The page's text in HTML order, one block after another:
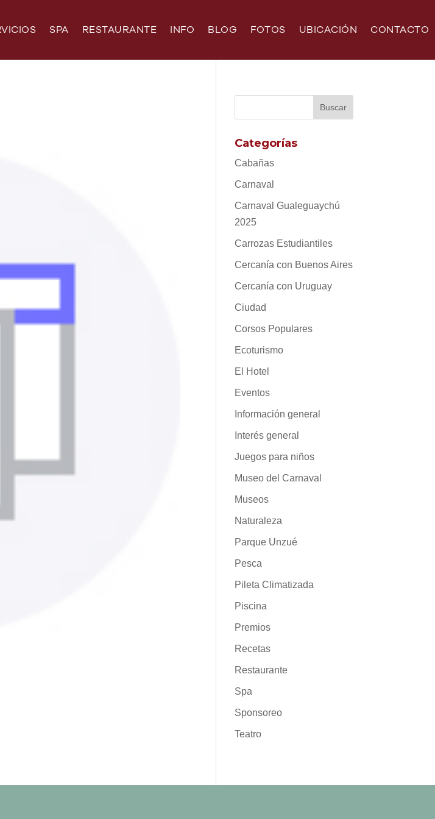
SPA RESTAURANTE INFO BLOG FOTOS UBICACIÓN CONTACTO
Categorías
Cabañas
Carnaval
Carnaval Gualeguaychú
2025
Carrozas Estudiantiles
Cercanía con Buenos Aires
Cercanía con Uruguay
Ciudad
Corsos Populares
Ecoturismo
El Hotel
Eventos
Información general
Interés general
Juegos para niños
Museo del Carnaval
Museos
Naturaleza
Parque Unzué
Pesca
Pileta Climatizada
Piscina
Premios
Recetas
Restaurante
Spa
Sponsoreo
Teatro